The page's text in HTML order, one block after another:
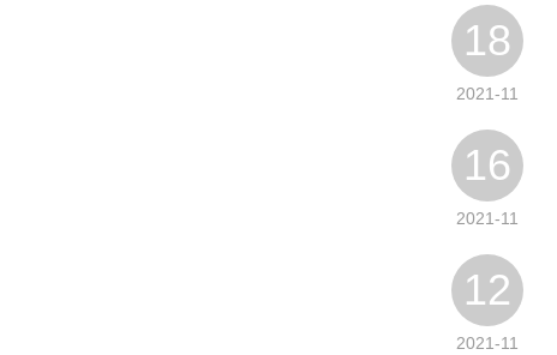
18
2021-11
16
2021-11
12
2021-11